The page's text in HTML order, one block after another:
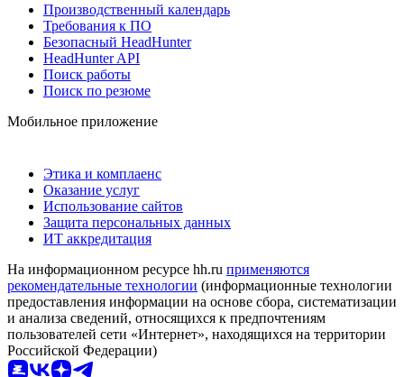
Производственный календарь
Требования к ПО
Безопасный HeadHunter
HeadHunter API
Поиск работы
Поиск по резюме
Мобильное приложение
Этика и комплаенс
Оказание услуг
Использование сайтов
Защита персональных данных
ИТ аккредитация
На информационном ресурсе hh.ru применяются
рекомендательные технологии (информационные технологии
предоставления информации на основе сбора, систематизации
и анализа сведений, относящихся к предпочтениям
пользователей сети «Интернет», находящихся на территории
Российской Федерации)